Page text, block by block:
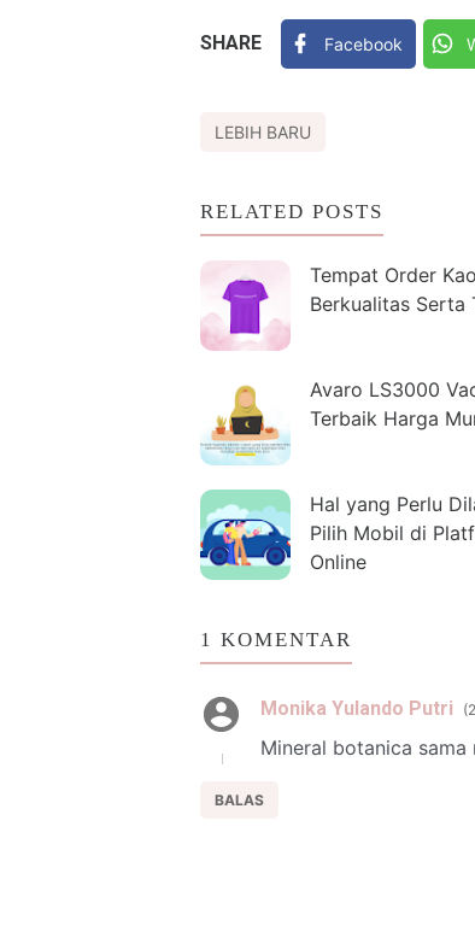
SHARE Facebook
LEBIH BARU
RELATED POSTS
Tempat Order
Berkualitas Serta
Avaro LS3000
Terbaik Harga
Hal yang Perlu
Pilih Mobil di
Online
1 KOMENTAR
Monika Yulando Putri
Mineral botanica sama
BALAS